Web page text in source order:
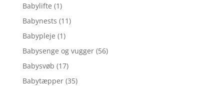
Babylifte (1)
Babynests (11)
Babypleje (1)
Babysenge og vugger (56)
Babysvøb (17)
Babytæpper (35)